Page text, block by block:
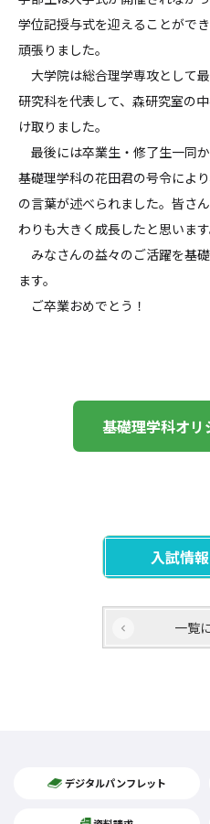
学位記授与式を迎えることがで
頑張りました。
大学院は総合理学専攻として
研究科を代表して、森研究室の
け取りました。
最後には卒業生・修了生一同
基礎理学科の花田君の号令によ
の言葉が述べられました。皆さ
わりも大きく成長したと思います
みなさんの益々のご活躍を基
ます。
ご卒業おめでとう！
基礎理学科オ
入試情
一覧
デジタルパンフレット